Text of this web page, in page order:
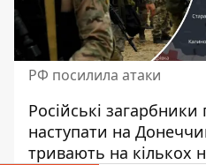
РФ посилила атаки
Російські
наступати на
тривають на кількох